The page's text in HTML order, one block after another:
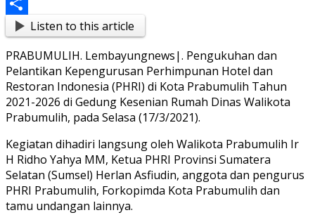
Messenger
ShareListen to this article
PRABUMULIH. Lembayungnews|. Pengukuhan dan
Pelantikan Kepengurusan Perhimpunan Hotel dan
Restoran Indonesia (PHRI) di Kota Prabumulih Tahun
2021-2026 di Gedung Kesenian Rumah Dinas Walikota
Prabumulih, pada Selasa (17/3/2021).
Kegiatan dihadiri langsung oleh Walikota Prabumulih Ir
H Ridho Yahya MM, Ketua PHRI Provinsi Sumatera
Selatan (Sumsel) Herlan Asfiudin, anggota dan pengurus
PHRI Prabumulih, Forkopimda Kota Prabumulih dan
tamu undangan lainnya.